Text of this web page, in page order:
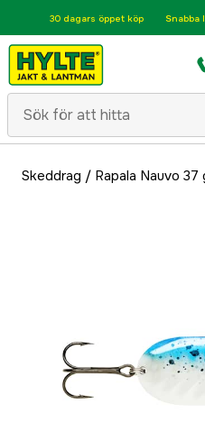
30 dagars öppet köp Snabba
Skeddrag / Rapala Nauvo